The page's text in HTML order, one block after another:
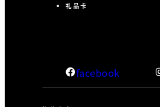
礼品卡
facebook